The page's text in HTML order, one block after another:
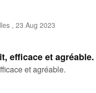
, 23 Aug 2023
efficace et agréable.
et agréable.